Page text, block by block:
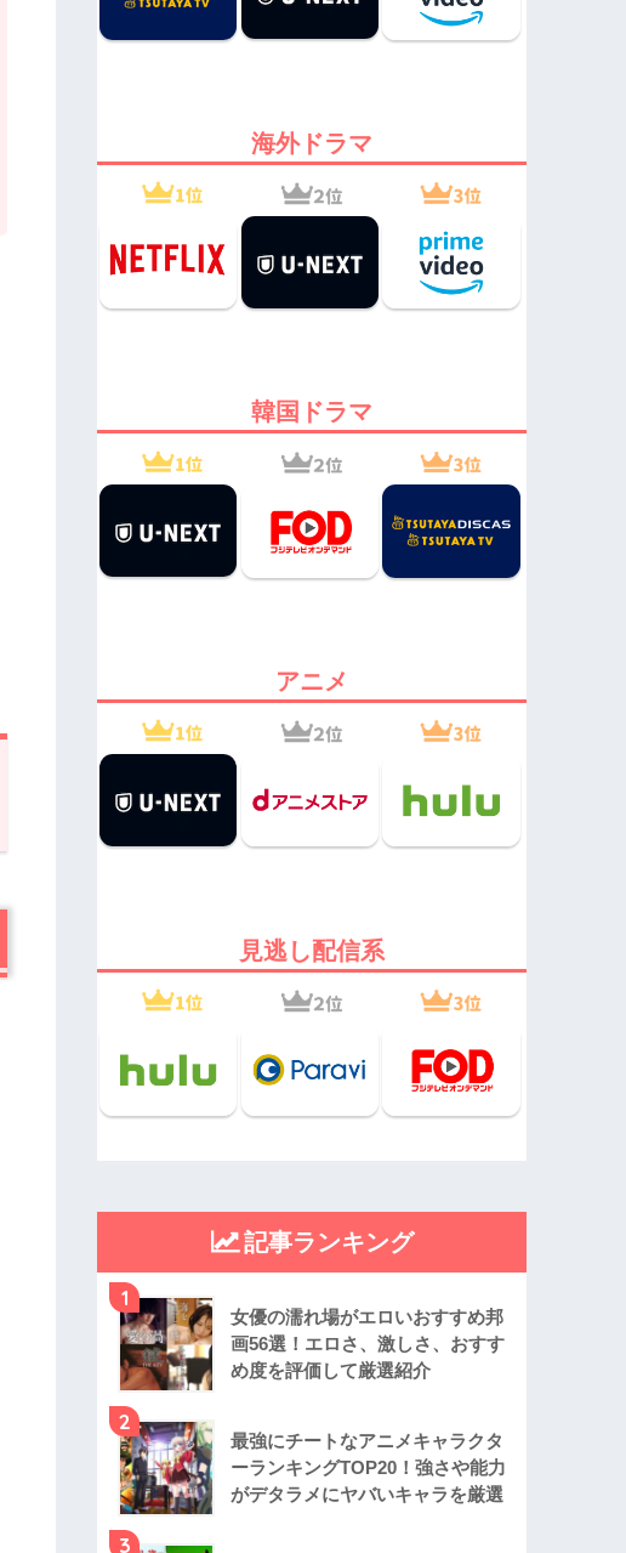
海外ドラマ
韓国ドラマ
アニメ
見逃し配信系
記事ランキング
1
女優の濡れ場がエロいおすすめ邦
画56選！エロさ、激しさ、おすす
め度を評価して厳選紹介
2
最強にチートなアニメキャラクタ
ーランキングTOP20！強さや能力
がデタラメにヤバいキャラを厳選
3